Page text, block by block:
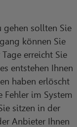
gehen sollten Sie
können Sie
erreicht Sie
entstehen Ihnen
haben erlöscht
im System
sitzen in der
Anbieter Ihnen